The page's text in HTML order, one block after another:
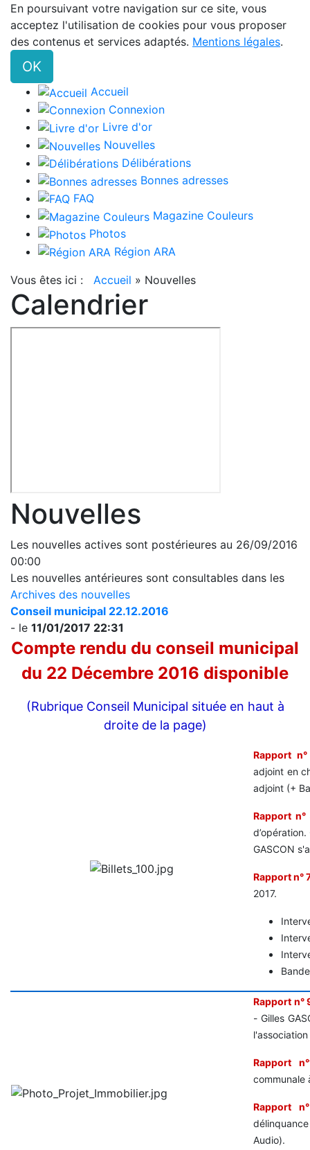
En poursuivant votre navigation sur ce site, vous
acceptez l'utilisation de cookies pour vous proposer
des contenus et services adaptés. Mentions légales.
OK
Accueil
Connexion
Livre d'or
Nouvelles
Délibérations
Bonnes adresses
FAQ
Magazine Couleurs
Photos
Région ARA
Vous êtes ici : Accueil » Nouvelles
Calendrier
Nouvelles
Les nouvelles actives sont postérieures au 26/09/2016
00:00
Les nouvelles antérieures sont consultables dans les
Archives des nouvelles
Conseil municipal 22.12.2016
- le 11/01/2017 22:31
Compte rendu du conseil municipal
du 22 Décembre 2016 disponible
(Rubrique Conseil Municipal située en haut à
droite de la page)
Rapport
adjoint en
adjoint (+
Rapport
GASCON
Rapport n°
2017.
Rapport n°
- Gilles
Rapport
communale
Rapport
Audio).